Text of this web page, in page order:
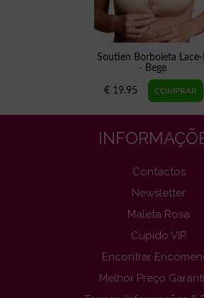
Soutien Borboleta
- Bege
€ 19.95
Contactos
Newsletter
Maleta Rosa
Cupido VIP
Encontrar
Melhor Preço